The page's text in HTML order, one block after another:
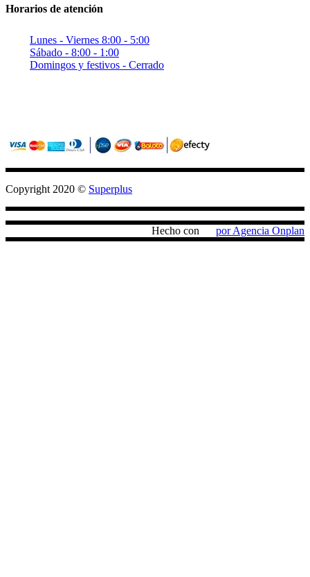
Horarios de atención
Lunes - Viernes 8:00 - 5:00
Sábado - 8:00 - 1:00
Domingos y festivos - Cerrado
Copyright 2020 © Superplus
Hecho con por Agencia Onplan